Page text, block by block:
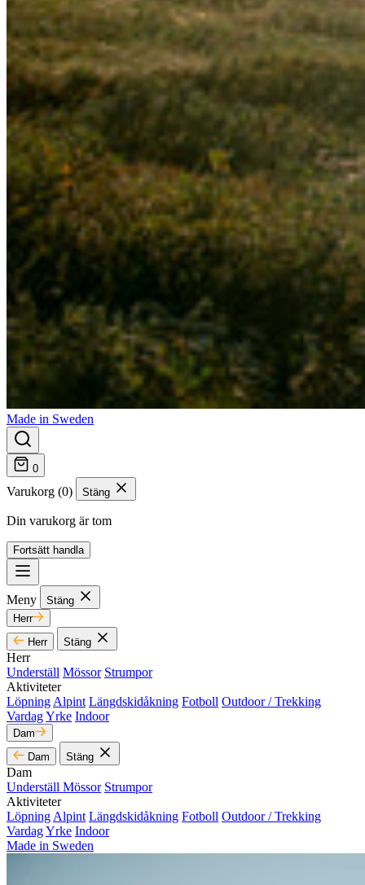
Made in Sweden
0
Varukorg (0) Stäng
Din varukorg är tom
Fortsätt handla
Meny
Stäng
Herr
Herr
Stäng
Herr
Underställ Mössor Strumpor
Aktiviteter
Löpning Alpint Längdskidåkning Fotboll Outdoor / Trekking
VardagYrke Indoor
Dam
Dam
Stäng
Dam
Underställ Mössor Strumpor
Aktiviteter
Löpning Alpint Längdskidåkning Fotboll Outdoor / Trekking
VardagYrke Indoor
Made in Sweden